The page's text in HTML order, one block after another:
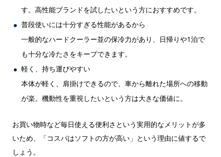
す。高性能ブランドを試したいという方におすすめです。
普段使いには十分すぎる性能があるから
一般的なハードクーラー並の保冷力があり、日帰りや1泊で
も十分な冷たさをキープできます。
軽く、持ち運びやすい
本体が軽く、肩掛けできるので、車から離れた場所への移動
が楽。機動性を重視したいという方は大きな価値に。
お買い物時など毎日使える便利さという実用的なメリットが多
いため、「コスパはソフトの方が高い」という理由に値するで
しょう。